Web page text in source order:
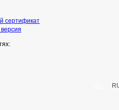
сертификат